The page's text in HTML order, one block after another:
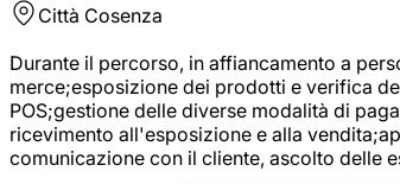
Città Cosenza
Durante il percorso, in affiancamento a
merce;esposizione dei prodotti e verifica
POS;gestione delle diverse modalità di
ricevimento all'esposizione e alla
comunicazione con il cliente, ascolto delle